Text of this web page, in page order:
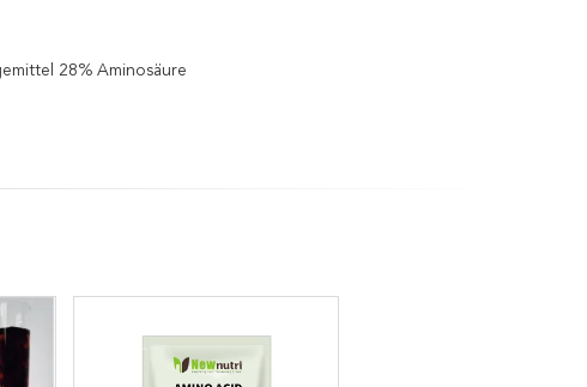
28% Aminosäure